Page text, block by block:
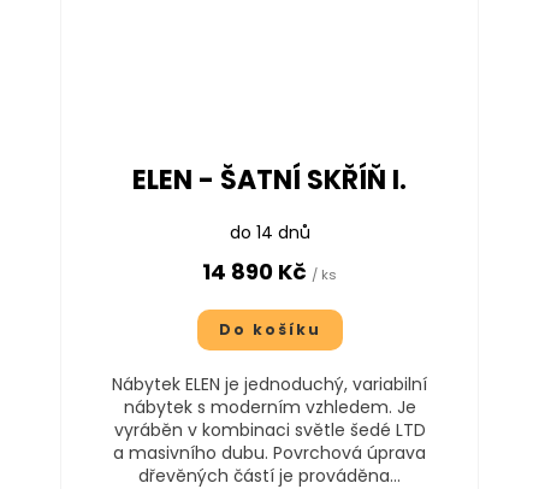
ELEN - ŠATNÍ SKŘÍŇ I.
do 14 dnů
14 890 Kč / ks
Do košíku
Nábytek ELEN je jednoduchý, variabilní
nábytek s moderním vzhledem. Je
vyráběn v kombinaci světle šedé LTD
a masivního dubu. Povrchová úprava
dřevěných částí je prováděna...